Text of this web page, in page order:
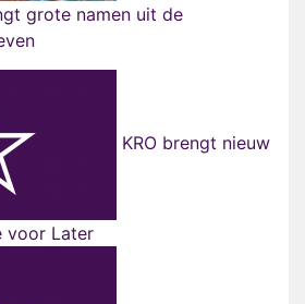
grote namen uit de
KRO brengt nieuw
voor Later